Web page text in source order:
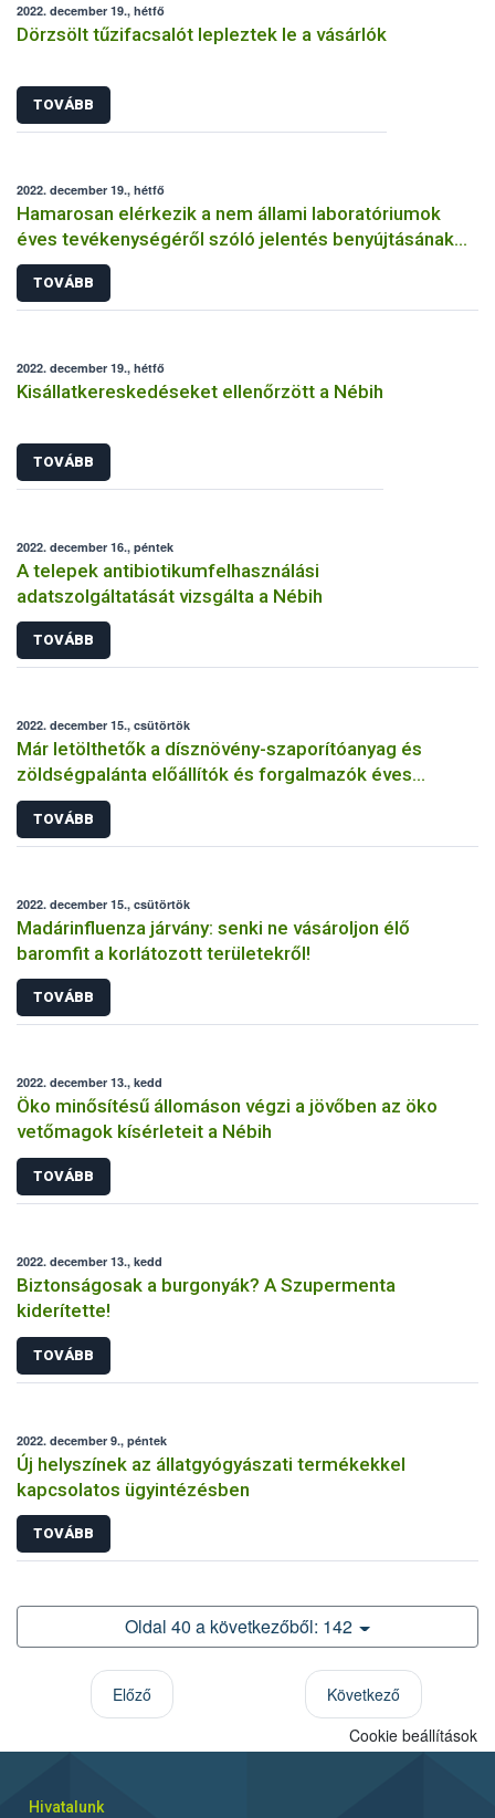
2022. december 19., hétfő
Dörzsölt tűzifacsalót lepleztek le a vásárlók
TOVÁBB
2022. december 19., hétfő
Hamarosan elérkezik a nem állami laboratóriumok
éves tevékenységéről szóló jelentés benyújtásának
határideje
TOVÁBB
2022. december 19., hétfő
Kisállatkereskedéseket ellenőrzött a Nébih
TOVÁBB
2022. december 16., péntek
A telepek antibiotikumfelhasználási
adatszolgáltatását vizsgálta a Nébih
TOVÁBB
2022. december 15., csütörtök
Már letölthetők a dísznövény-szaporítóanyag és
zöldségpalánta előállítók és forgalmazók éves
bejelentőlapjai
TOVÁBB
2022. december 15., csütörtök
Madárinfluenza járvány: senki ne vásároljon élő
baromfit a korlátozott területekről!
TOVÁBB
2022. december 13., kedd
Öko minősítésű állomáson végzi a jövőben az öko
vetőmagok kísérleteit a Nébih
TOVÁBB
2022. december 13., kedd
Biztonságosak a burgonyák? A Szupermenta
kiderítette!
TOVÁBB
2022. december 9., péntek
Új helyszínek az állatgyógyászati termékekkel
kapcsolatos ügyintézésben
TOVÁBB
Oldal 40 a következőből: 142
Előző
Következő
Cookie beállítások
Hivatalunk